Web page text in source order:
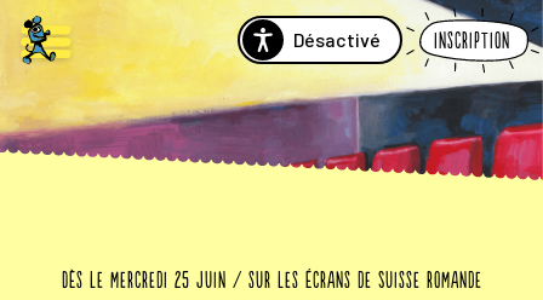
Désactivé Inscription
Dès le mercredi 25 juin / sur les écrans de Suisse romande